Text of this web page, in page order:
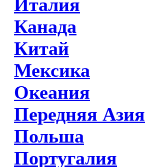
Италия
Канада
Китай
Мексика
Океания
Передняя Азия
Польша
Португалия